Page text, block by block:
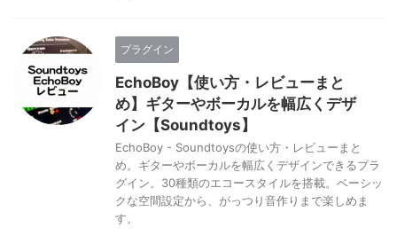
プラグイン
EchoBoy【使い方・レビューまと
め】ギターやボーカルを幅広くデザ
イン【Soundtoys】
EchoBoy - Soundtoysの使い方・レビューまと
め。ギターやボーカルを幅広くデザインできるプラ
グイン。30種類のエコースタイルを搭載。ベーシッ
クな空間設定から、がっつり音作りまで楽しめま
す。